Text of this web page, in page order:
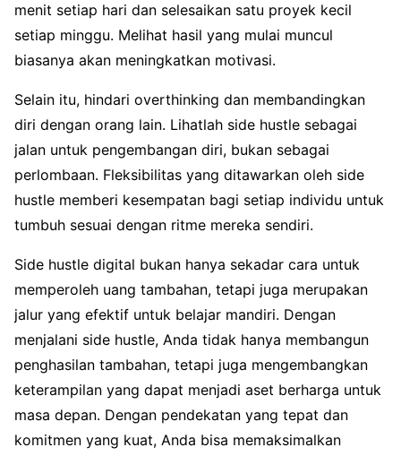
menit setiap hari dan selesaikan satu proyek kecil
setiap minggu. Melihat hasil yang mulai muncul
biasanya akan meningkatkan motivasi.
Selain itu, hindari overthinking dan membandingkan
diri dengan orang lain. Lihatlah side hustle sebagai
jalan untuk pengembangan diri, bukan sebagai
perlombaan. Fleksibilitas yang ditawarkan oleh side
hustle memberi kesempatan bagi setiap individu untuk
tumbuh sesuai dengan ritme mereka sendiri.
Side hustle digital bukan hanya sekadar cara untuk
memperoleh uang tambahan, tetapi juga merupakan
jalur yang efektif untuk belajar mandiri. Dengan
menjalani side hustle, Anda tidak hanya membangun
penghasilan tambahan, tetapi juga mengembangkan
keterampilan yang dapat menjadi aset berharga untuk
masa depan. Dengan pendekatan yang tepat dan
komitmen yang kuat, Anda bisa memaksimalkan